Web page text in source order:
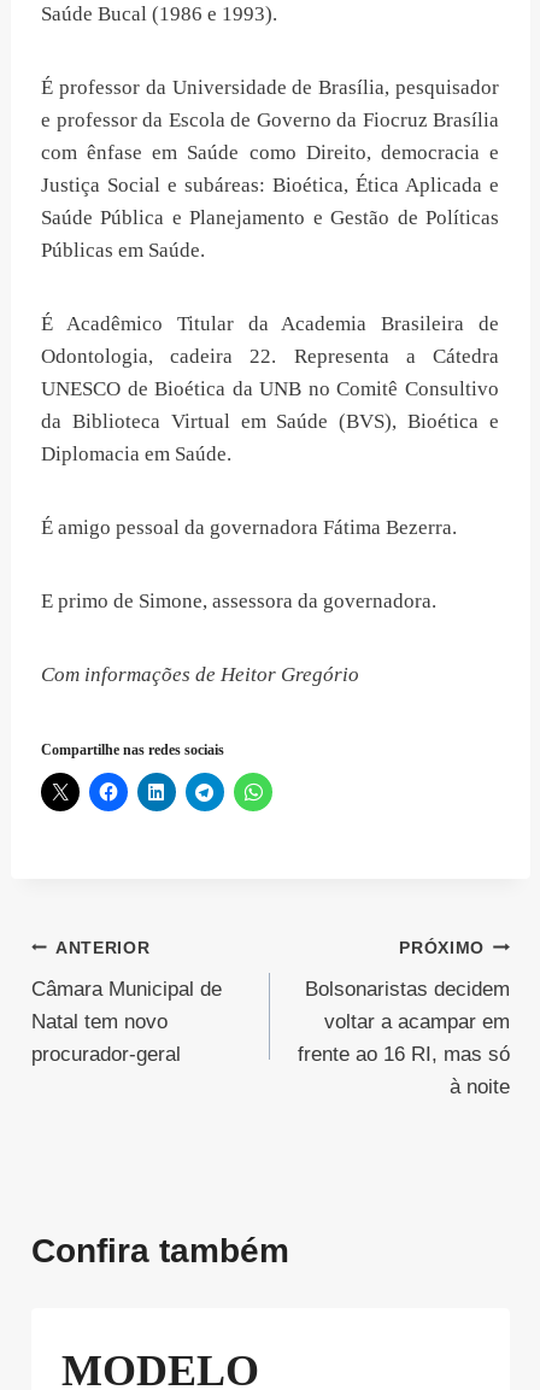
Saúde Bucal (1986 e 1993).
É professor da Universidade de Brasília, pesquisador
e professor da Escola de Governo da Fiocruz Brasília
com ênfase em Saúde como Direito, democracia e
Justiça Social e subáreas: Bioética, Ética Aplicada e
Saúde Pública e Planejamento e Gestão de Políticas
Públicas em Saúde.
É Acadêmico Titular da Academia Brasileira de
Odontologia, cadeira 22. Representa a Cátedra
UNESCO de Bioética da UNB no Comitê Consultivo
da Biblioteca Virtual em Saúde (BVS), Bioética e
Diplomacia em Saúde.
É amigo pessoal da governadora Fátima Bezerra.
E primo de Simone, assessora da governadora.
Com informações de Heitor Gregório
Compartilhe nas redes sociais
Navegação
de
Post
ANTERIOR
Câmara Municipal de
Natal tem novo
procurador-geral
PRÓXIMO
Bolsonaristas decidem
voltar a acampar em
frente ao 16 RI, mas só
à noite
Confira também
MODELO